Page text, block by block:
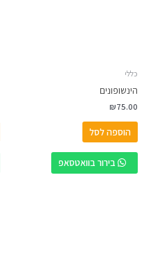
כללי
הינשופונים
₪75.00
הוספה לסל
בירור בוואטסאפ